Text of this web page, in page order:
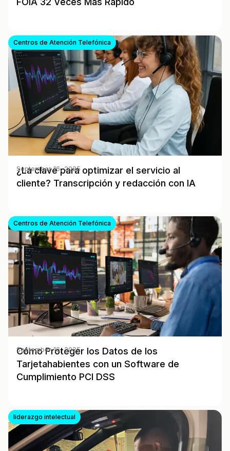
Centros de Atención Telefónica
¿La clave para optimizar el servicio al
cliente? Transcripción y redacción con IA
September 16, 2025
Centros de Atención Telefónica
Cómo Proteger los Datos de los
Tarjetahabientes con un Software de
Cumplimiento PCI DSS
September 16, 2025
liderazgo intelectual